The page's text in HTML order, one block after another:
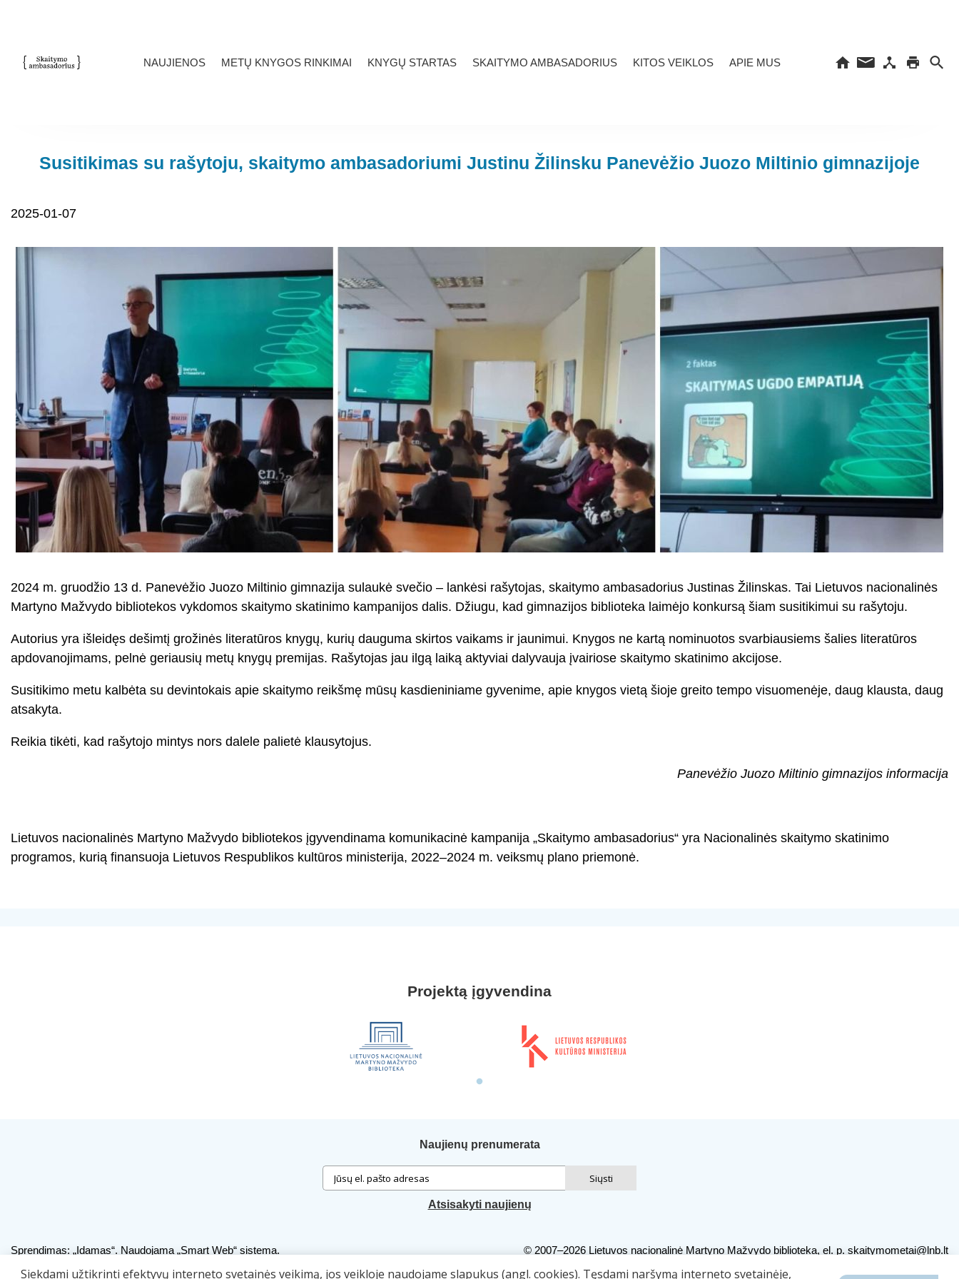
Siekdami užtikrinti efektyvų interneto svetainės veikimą, jos veikloje naudojame slapukus (angl. cookies). Tęsdami naršymą interneto svetainėje,
NAUJIENOS METŲ KNYGOS RINKIMAI KNYGŲ STARTAS SKAITYMO AMBASADORIUS KITOS VEIKLOS APIE MUS
Susitikimas su rašytoju, skaitymo ambasadoriumi Justinu Žilinsku Panevėžio Juozo Miltinio gimnazijoje
2025-01-07
2024 m. gruodžio 13 d. Panevėžio Juozo Miltinio gimnazija sulaukė svečio – lankėsi rašytojas, skaitymo ambasadorius Justinas Žilinskas. Tai Lietuvos nacionalinės
Martyno Mažvydo bibliotekos vykdomos skaitymo skatinimo kampanijos dalis. Džiugu, kad gimnazijos biblioteka laimėjo konkursą šiam susitikimui su rašytoju.
Autorius yra išleidęs dešimtį grožinės literatūros knygų, kurių dauguma skirtos vaikams ir jaunimui. Knygos ne kartą nominuotos svarbiausiems šalies literatūros
apdovanojimams, pelnė geriausių metų knygų premijas. Rašytojas jau ilgą laiką aktyviai dalyvauja įvairiose skaitymo skatinimo akcijose.
Susitikimo metu kalbėta su devintokais apie skaitymo reikšmę mūsų kasdieniniame gyvenime, apie knygos vietą šioje greito tempo visuomenėje, daug klausta, daug
atsakyta.
Reikia tikėti, kad rašytojo mintys nors dalele palietė klausytojus.
Panevėžio Juozo Miltinio gimnazijos informacija
Lietuvos nacionalinės Martyno Mažvydo bibliotekos įgyvendinama komunikacinė kampanija „Skaitymo ambasadorius“ yra Nacionalinės skaitymo skatinimo
programos, kurią finansuoja Lietuvos Respublikos kultūros ministerija, 2022–2024 m. veiksmų plano priemonė.
Projektą įgyvendina
Naujienų prenumerata
Atsisakyti naujienų
Sprendimas: „Idamas“. Naudojama „Smart Web“ sistema. © 2007–2026 Lietuvos nacionalinė Martyno Mažvydo biblioteka, el. p. skaitymometai@lnb.lt